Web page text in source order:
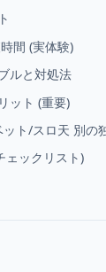
間 (実体験)
ルと対処法
ット (重要)
ト/スロ天 別の
ェックリスト)